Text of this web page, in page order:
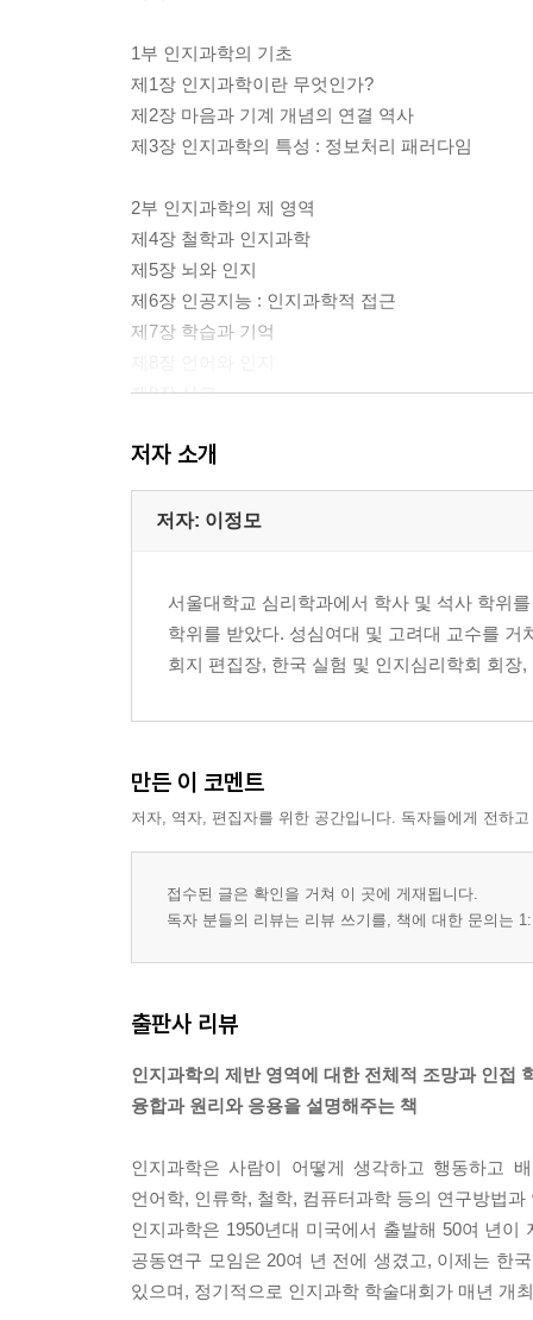
1부 인지과학의 기초
제1장 인지과학이란 무엇인가?
제2장 마음과 기계 개념의 연결 역사
제3장 인지과학의 특성 : 정보처리 패러다임
2부 인지과학의 제 영역
제4장 철학과 인지과학
제5장 뇌와 인지
제6장 인공지능 : 인지과학적 접근
제7장 학습과 기억
제9장 사고
3부 인지과학의 응용과 조망
제10장 인지과학의 조망
저자 소개
저자: 이정모
서울대학교 심리학과에서 학사 및 석사 학위
학위를 받았다. 성심여대 및 고려대 교수를
회지 편집장, 한국 실험 및 인지심리학회 회
만든 이 코멘트
저자, 역자, 편집자를 위한 공간입니다. 독자들에게 전하
접수된 글은 확인을 거쳐 이 곳에 게재됩니다.
독자 분들의 리뷰는 리뷰 쓰기를, 책에 대한 문의는
출판사 리뷰
인지과학의 제반 영역에 대한 전체적 조망과 인접
융합과 원리와 응용을 설명해주는 책
인지과학은 사람이 어떻게 생각하고 행동하고
언어학, 인류학, 철학, 컴퓨터과학 등의 연구방법
인지과학은 1950년대 미국에서 출발해 50여 년
공동연구 모임은 20여 년 전에 생겼고, 이제는 한
있으며, 정기적으로 인지과학 학술대회가 매년 개